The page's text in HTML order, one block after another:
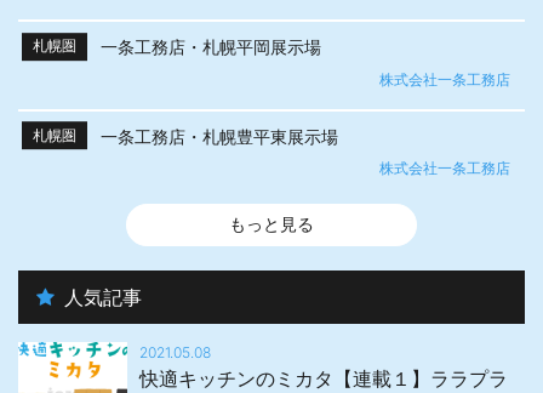
札幌圏 一条工務店・札幌平岡展示場
株式会社一条工務店
札幌圏 一条工務店・札幌豊平東展示場
株式会社一条工務店
もっと見る
人気記事
2021.05.08
快適キッチンのミカタ【連載１】ララプラ